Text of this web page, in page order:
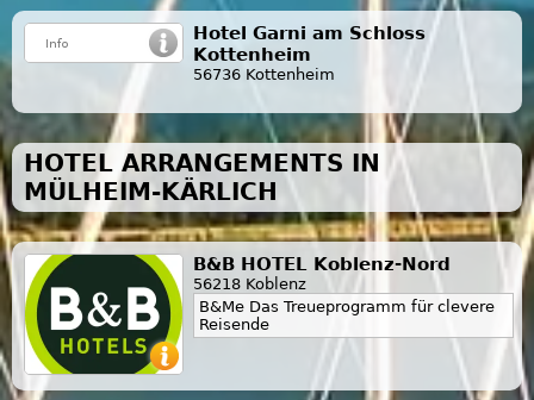
Hotel Garni am Schloss
Kottenheim
56736 Kottenheim
HOTEL ARRANGEMENTS IN
MÜLHEIM-KÄRLICH
B&B HOTEL Koblenz-Nord
56218 Koblenz
B&Me Das Treueprogramm für clevere
Reisende